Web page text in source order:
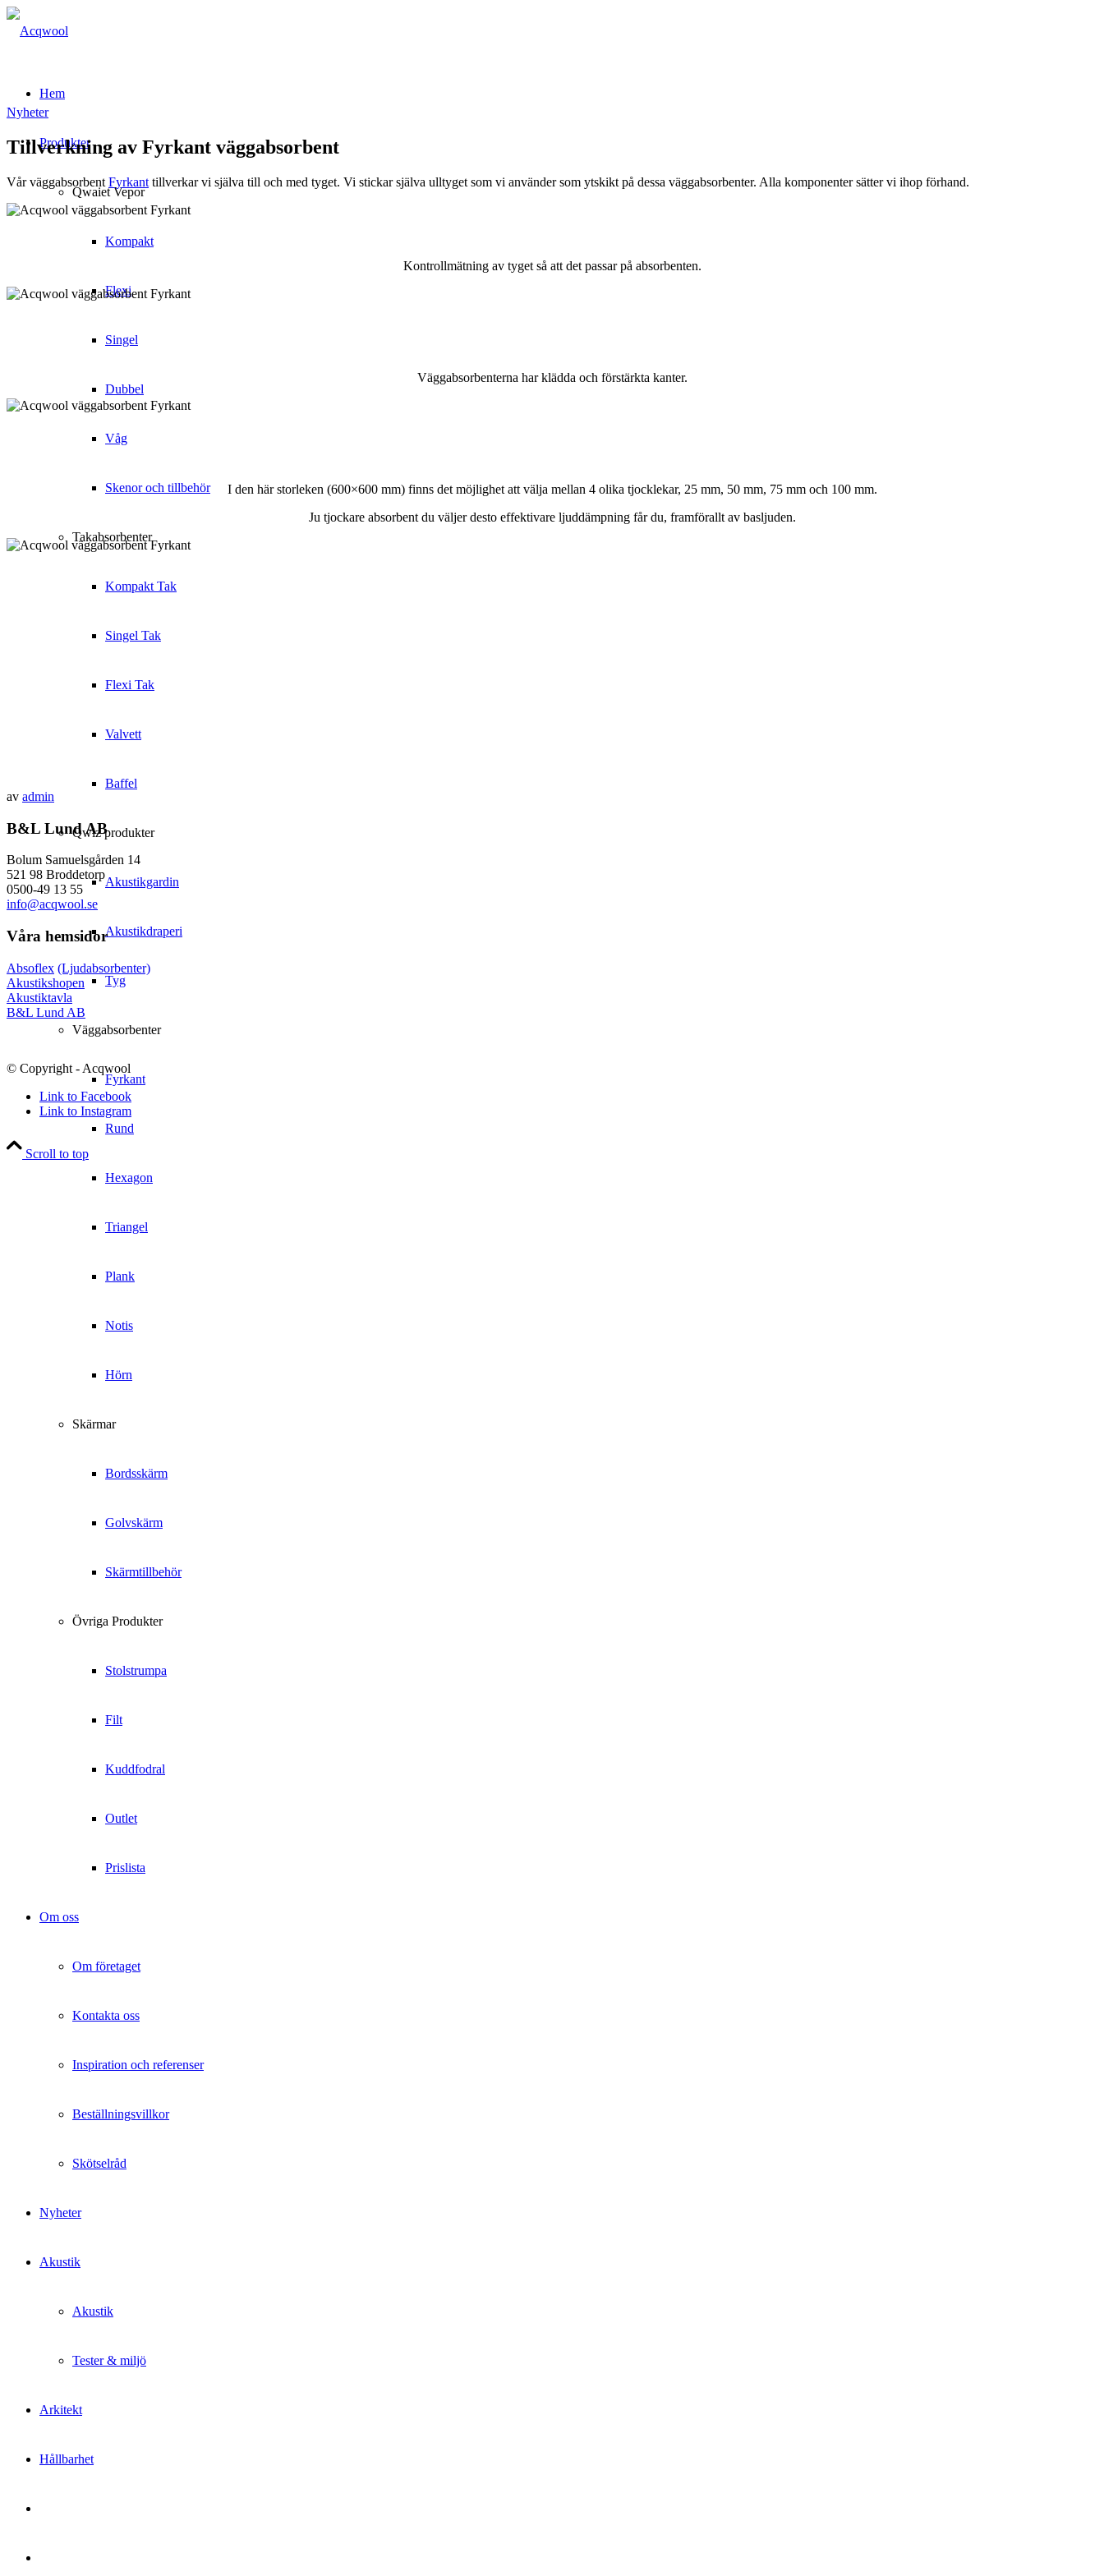
Hem
Produkter
Qwaiet Vepor
Kompakt
Flexi
Singel
Dubbel
Våg
Skenor och tillbehör
Takabsorbenter
Kompakt Tak
Singel Tak
Flexi Tak
Valvett
Baffel
Qwiz produkter
Akustikgardin
Akustikdraperi
Tyg
Väggabsorbenter
Fyrkant
Rund
Hexagon
Triangel
Plank
Notis
Hörn
Skärmar
Bordsskärm
Golvskärm
Skärmtillbehör
Övriga Produkter
Stolstrumpa
Filt
Kuddfodral
Outlet
Prislista
Om oss
Om företaget
Kontakta oss
Inspiration och referenser
Beställningsvillkor
Skötselråd
Nyheter
Akustik
Akustik
Tester & miljö
Arkitekt
Hållbarhet
Nyheter
Tillverkning av Fyrkant väggabsorbent
Vår väggabsorbent Fyrkant tillverkar vi själva till och med tyget. Vi stickar själva ulltyget som vi använder som ytskikt på dessa väggabsorbenter. Alla komponenter sätter vi ihop förhand.
Kontrollmätning av tyget så att det passar på absorbenten.
Väggabsorbenterna har klädda och förstärkta kanter.
I den här storleken (600×600 mm) finns det möjlighet att välja mellan 4 olika tjocklekar, 25 mm, 50 mm, 75 mm och 100 mm.
Ju tjockare absorbent du väljer desto effektivare ljuddämpning får du, framförallt av basljuden.
av admin
B&L Lund AB
Bolum Samuelsgården 14
521 98 Broddetorp
0500-49 13 55
info@acqwool.se
Våra hemsidor
Absoflex (Ljudabsorbenter)
Akustikshopen
Akustiktavla
B&L Lund AB
© Copyright - Acqwool
Link to Facebook
Link to Instagram
Scroll to top